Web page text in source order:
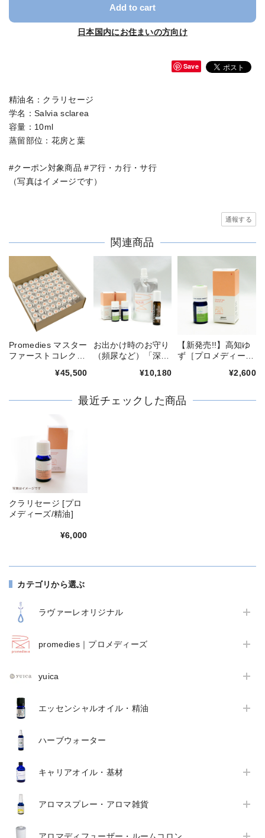
カテゴリから選ぶ
ラヴァーレオリジナル
promedies｜プロメディーズ
yuica
エッセンシャルオイル・精油
ハーブウォーター
キャリアオイル・基材
アロマスプレー・アロマ雑貨
アロマディフューザー・ルームコロン
Add to cart
日本国内にお住まいの方向け
Save
精油名：クラリセージ
学名：Salvia sclarea
容量：10ml
蒸留部位：花房と葉
#クーポン対象商品 #ア行・カ行・サ行
（写真はイメージです）
通報する
関連商品
Promedies マスター
ファーストコレクシ
¥45,500
お出かけ時のお守り
（頻尿など）「深呼
ル」作りセット¥10,180
【新発売!!】高知ゆ
ず［プロメディー
¥2,600
最近チェックした商品
クラリセージ [プロ
メディーズ/精油]
¥6,000